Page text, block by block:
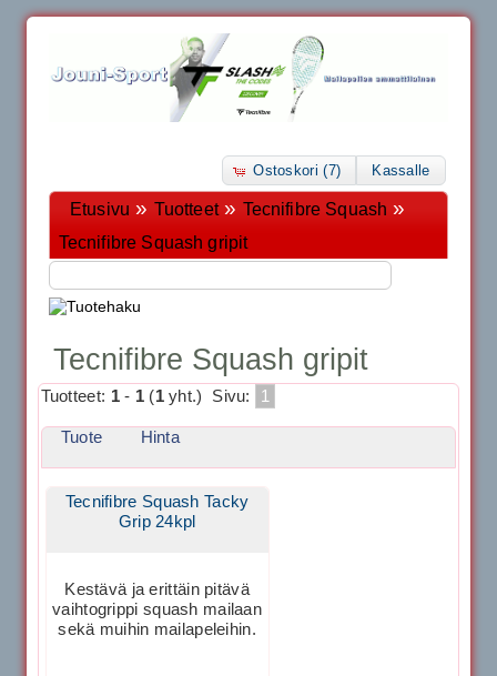
Ostoskori (7) Kassalle
Etusivu » Tuotteet» Tecnifibre Squash »
Tecnifibre Squash gripit
Tecnifibre Squash gripit
Tuotteet: 1- 1 (1yht.) Sivu: 1
Tuote Hinta
Tecnifibre Squash Tacky
Grip 24kpl
Kestävä ja erittäin pitävä
vaihtogrippi squash mailaan
sekä muihin mailapeleihin.